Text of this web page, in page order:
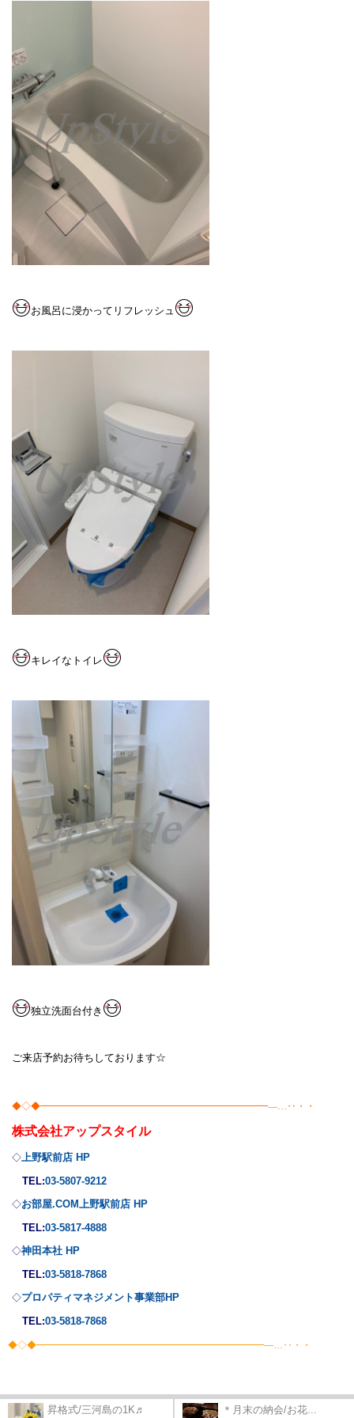
お風呂に浸かってリフレ ッ シュ
キレイなトイレ
独立洗面台付き
ご来店予約お待ちしております☆
◆◇◆━━━━━━━━━━━━━━━━━━━━━━━━―…‥・・
株式会社アップスタイル
◇ 上野駅前店 HP
TEL:03-5807-9212
◇お部屋.COM上野駅前店 HP
TEL:03-5817-4888
◇神田本社 HP
TEL:03-5818-7868
◇プロパティマネジメント事業部HP
TEL:03-5818-7868
◆◇◆━━━━━━━━━━━━━━━━━━━━━━━━―…‥・・
昇格式/三河島の1K♬ ＊月末の納会/お花...